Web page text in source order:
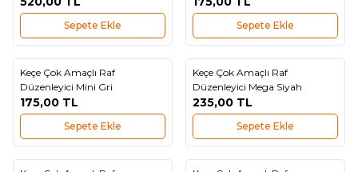
Sepete Ekle Sepete Ekle
Yeni
Favorilere Ekle
Keçe Çok Amaçlı Raf
Düzenleyici Mini Gri
175,00 TL
Sepete Ekle
Yeni
Favorilere Ekle
Keçe Çok Amaçlı Raf
Düzenleyici Mega Siyah
235,00 TL
Sepete Ekle